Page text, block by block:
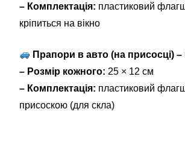
– Комплектація: пластиковий
кріпиться на вікно
Прапори в авто (на присосці) –
– Розмір кожного: 25 × 12 см
– Комплектація: пластиковий
присоскою (для скла)